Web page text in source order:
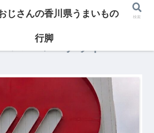
パーマーケット
じさんの香川県うまいもの
行脚
検索